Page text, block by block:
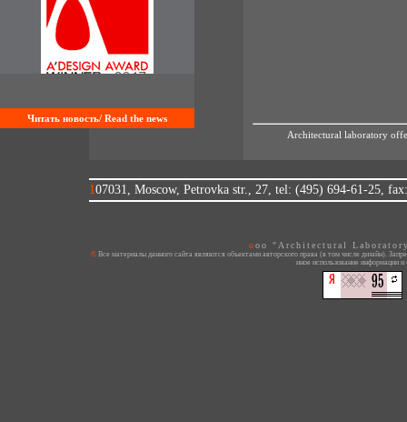
Читать новость/ Read the news
Architectural laboratory
107031, Moscow, Petrovka str., 27, tel: (495) 694-61-25,
ooo "Architectural
© Все материалы данного сайта являются объектами авторского права (в том числе дизайн). Запрещается копирование, распространение (в том числе путем копирования на другие сайты и ресурсы в Интернете) или любое
иное использование информации и